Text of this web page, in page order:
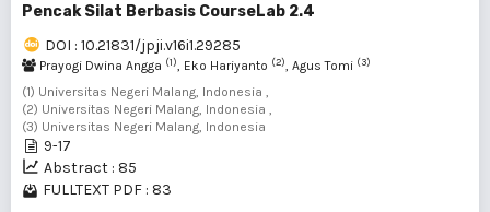
Pencak Silat Berbasis CourseLab 2.4
DOI : 10.21831/jpji.v16i1.29285
Prayogi Dwina Angga (1), Eko Hariyanto (2), Agus Tomi (3)
(1) Universitas Negeri Malang, Indonesia ,
(2) Universitas Negeri Malang, Indonesia ,
(3) Universitas Negeri Malang, Indonesia
9-17
Abstract : 85
FULLTEXT PDF : 83